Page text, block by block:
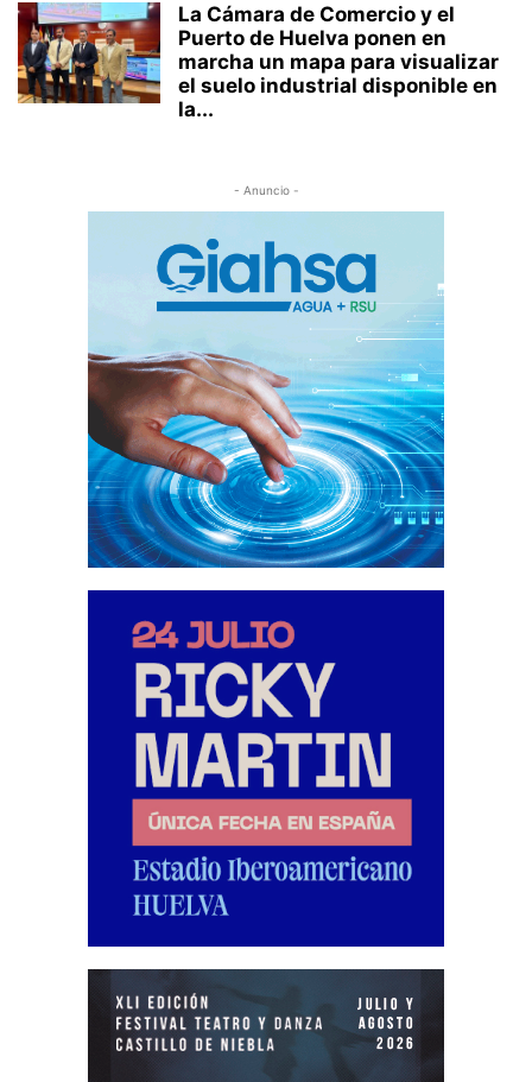
La Cámara de Comercio y el
Puerto de Huelva ponen en
marcha un mapa para visualizar
el suelo industrial disponible en
la...
- Anuncio -